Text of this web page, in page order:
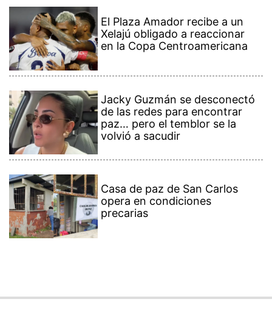
El Plaza Amador recibe a un
Xelajú obligado a reaccionar
en la Copa Centroamericana
Jacky Guzmán se desconectó
de las redes para encontrar
paz… pero el temblor se la
volvió a sacudir
Casa de paz de San Carlos
opera en condiciones
precarias